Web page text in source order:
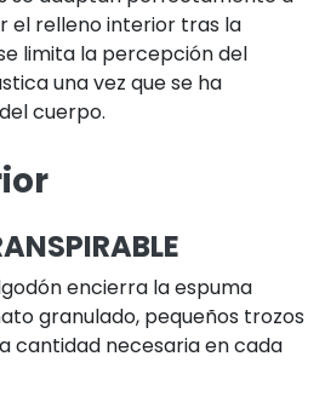
el relleno interior tras la
limita la percepción del
una vez que se ha
cuerpo.
encierra la espuma
granulado, pequeños trozos
cantidad necesaria en cada